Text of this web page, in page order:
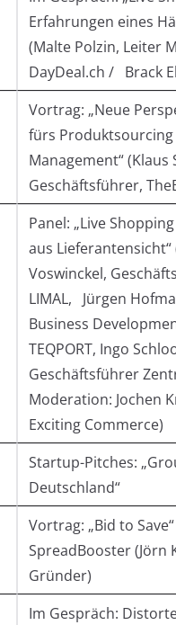
Erfahrungen eines
(Malte Polzin, Leiter
DayDeal.ch / Brack
Vortrag: „Neue
fürs
Management“ (Klaus
Geschäftsführer,
Panel: „Live
aus Lieferantensicht“
Voswinckel,
LIMAL, Jürgen
Business
TEQPORT, Ingo
Geschäftsführer
Moderation: Jochen
Exciting Commerce)
Startup-Pitches:
Deutschland“
Vortrag: „Bid to
SpreadBooster (Jörn
Gründer)
Im Gespräch: